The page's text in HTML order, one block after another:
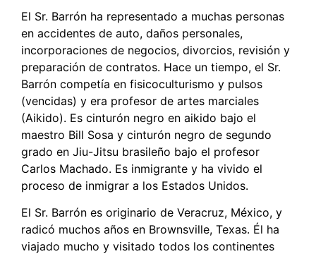
El Sr. Barrón ha representado a muchas personas
en accidentes de auto, daños personales,
incorporaciones de negocios, divorcios, revisión y
preparación de contratos. Hace un tiempo, el Sr.
Barrón competía en fisicoculturismo y pulsos
(vencidas) y era profesor de artes marciales
(Aikido). Es cinturón negro en aikido bajo el
maestro Bill Sosa y cinturón negro de segundo
grado en Jiu-Jitsu brasileño bajo el profesor
Carlos Machado. Es inmigrante y ha vivido el
proceso de inmigrar a los Estados Unidos.
El Sr. Barrón es originario de Veracruz, México, y
radicó muchos años en Brownsville, Texas. Él ha
viajado mucho y visitado todos los continentes